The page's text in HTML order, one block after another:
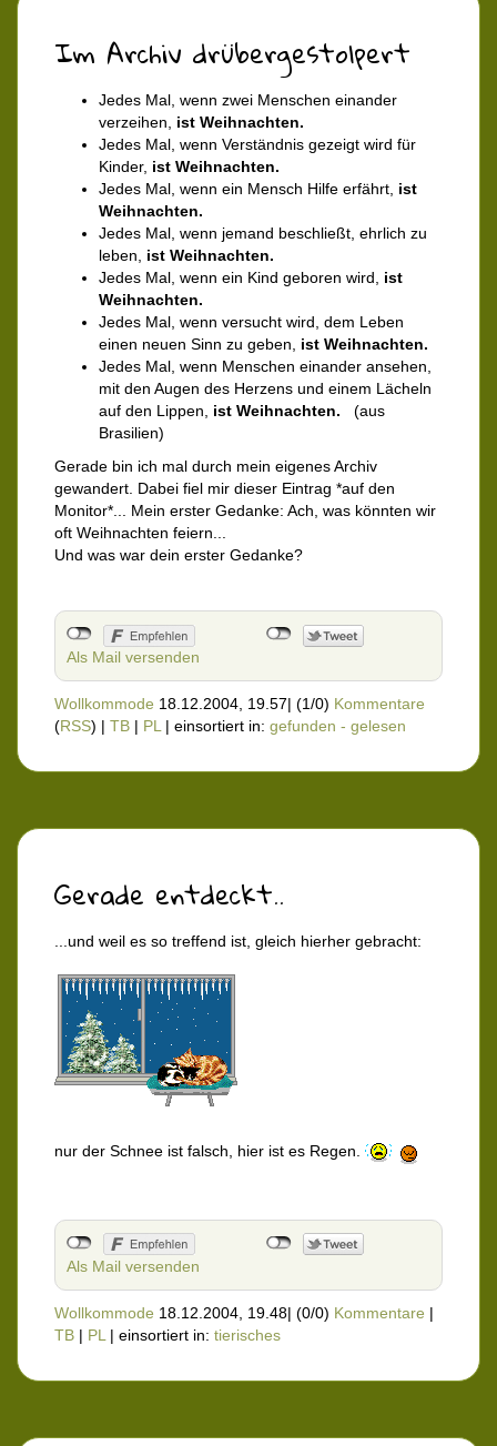
Im Archiv drübergestolpert
Jedes Mal, wenn zwei Menschen einander
verzeihen, ist Weihnachten.
Jedes Mal, wenn Verständnis gezeigt wird für
Kinder, ist Weihnachten.
Jedes Mal, wenn ein Mensch Hilfe erfährt, ist
Weihnachten.
Jedes Mal, wenn jemand beschließt, ehrlich zu
leben, ist Weihnachten.
Jedes Mal, wenn ein Kind geboren wird, ist
Weihnachten.
Jedes Mal, wenn versucht wird, dem Leben
einen neuen Sinn zu geben, ist Weihnachten.
Jedes Mal, wenn Menschen einander ansehen,
mit den Augen des Herzens und einem Lächeln
auf den Lippen, ist Weihnachten. (aus
Brasilien)
Gerade bin ich mal durch mein eigenes Archiv
gewandert. Dabei fiel mir dieser Eintrag *auf den
Monitor*... Mein erster Gedanke: Ach, was könnten wir
oft Weihnachten feiern...
Und was war dein erster Gedanke?
Als Mail versenden
Wollkommode 18.12.2004, 19.57| (1/0) Kommentare
(RSS) | TB | PL| einsortiert in: gefunden - gelesen
Gerade entdeckt..
...und weil es so treffend ist, gleich hierher gebracht:
nur der Schnee ist falsch, hier ist es Regen.
Als Mail versenden
Wollkommode 18.12.2004, 19.48| (0/0) Kommentare |
TB | PL | einsortiert in: tierisches